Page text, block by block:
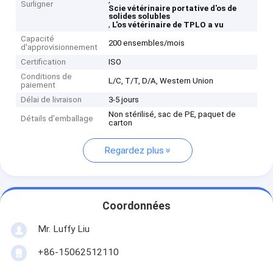
Surligner
Scie vétérinaire portative d'os de
solides solubles
, L'os vétérinaire de TPLO a vu
Capacité
d'approvisionnement
200 ensembles/mois
Certification
ISO
Conditions de
paiement
L/C, T/T, D/A, Western Union
Délai de livraison 3-5 jours
Détails d'emballage
Non stérilisé, sac de PE, paquet de
carton
Regardez plus
Coordonnées
Mr. Luffy Liu
+86-15062512110